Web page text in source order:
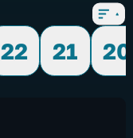
22 21
20